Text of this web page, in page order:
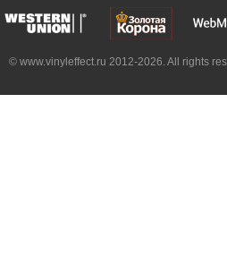
© www.vinyleffect.ru 2012-2026. All rights